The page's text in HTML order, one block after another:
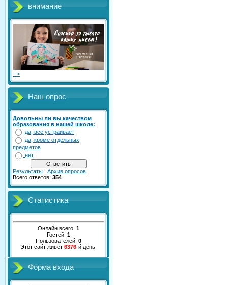
внимание
-->
Наш опрос
Довольны ли вы качеством
образования в нашей школе:
да, все устраивает
да, кроме отдельных
предметов
нет
Результаты | Архив опросов
Всего ответов: 354
Статистика
Онлайн всего: 1
Гостей: 1
Пользователей: 0
Этот сайт живет 6376-й день.
Форма входа